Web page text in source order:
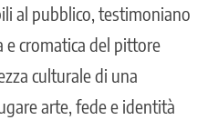
al pubblico, testimoniano
e cromatica del pittore
culturale di una
arte, fede e identità